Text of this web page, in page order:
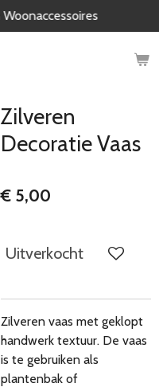
Zilveren
Decoratie Vaas
€ 5,00
Uitverkocht
Zilveren vaas met geklopt
handwerk textuur. De vaas
is te gebruiken als
plantenbak of